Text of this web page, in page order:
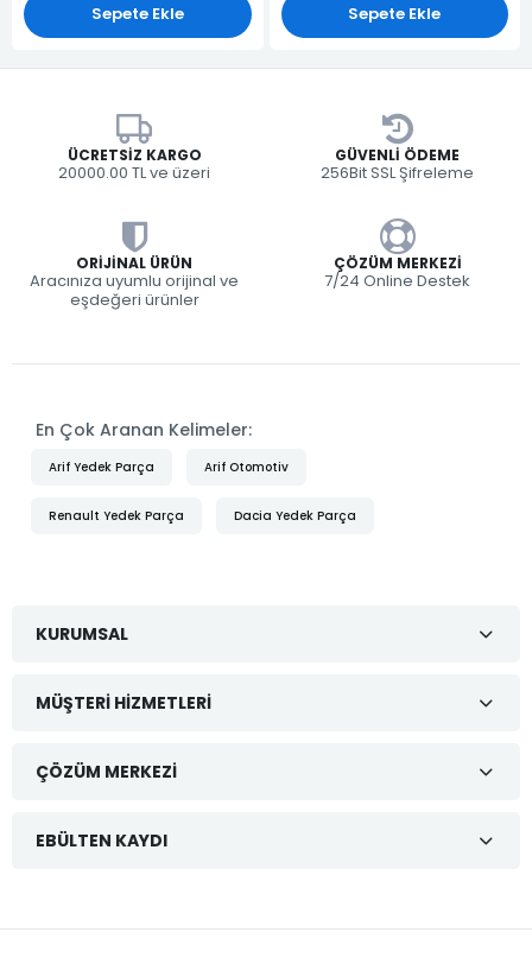
Sepete Ekle Sepete Ekle
ÜCRETSIZ KARGO
20000.00 TL ve üzeri
GÜVENLI ÖDEME
256Bit SSL Şifreleme
ORIJINAL ÜRÜN
Aracınıza uyumlu orijinal ve
eşdeğeri ürünler
ÇÖZÜM MERKEZI
7/24 Online Destek
En Çok Aranan Kelimeler:
Arif Yedek Parça Arif Otomotiv
Renault Yedek Parça Dacia Yedek Parça
KURUMSAL
MÜŞTERI HIZMETLERI
ÇÖZÜM MERKEZI
EBÜLTEN KAYDI